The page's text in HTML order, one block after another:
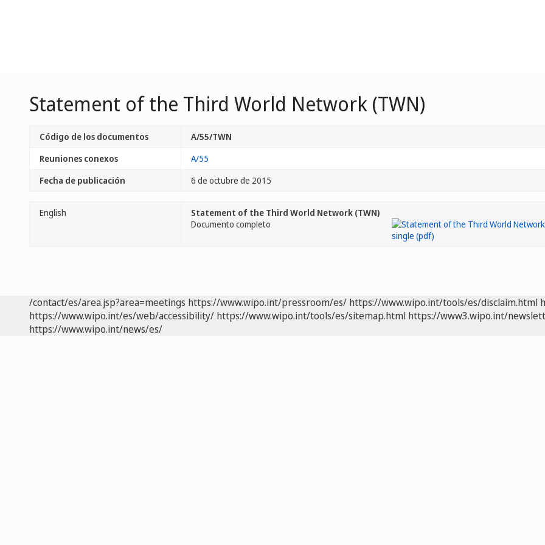
Statement of the Third World Network (TWN)
Código de los documentos
A/55/TWN
Reuniones conexos
A/55
Fecha de publicación
6 de octubre de 2015
English
Statement of the Third World Network (TWN)
Documento completo
/contact/es/area.jsp?area=meetings https://www.wipo.int/pressroom/es/ https://www.wipo.int/tools/es/disclaim.html
https://www.wipo.int/es/web/accessibility/ https://www.wipo.int/tools/es/sitemap.html https://www3.wipo.int/
https://www.wipo.int/news/es/